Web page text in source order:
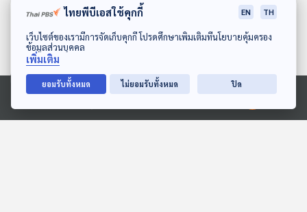
ดาวน์โหลด Thai PBS Podcast Application
Ⓒ 2020 องค์การกระจายเสียงและแพร่ภาพสาธารณะแห่งประเทศไทย
ตอนที่เกี่ยวข้องไทยพีบีเอสใช้คุกกี้ EN TH
เว็บไซต์ของเรามีการจัดเก็บคุกกี้ โปรดศึกษาเพิ่มเติมที่นโยบายคุ้มครอง
ข้อมูลส่วนบุคคล
เพิ่มเติม
ยอมรับทั้งหมด ไม่ยอมรับทั้งหมด ปิด